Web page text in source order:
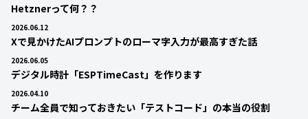
Hetznerって何？？
2026.06.12
Xで見かけたAIプロンプトのローマ字入力が最高すぎた話
2026.06.05
デジタル時計「ESPTimeCast」を作ります
2026.04.10
チーム全員で知っておきたい「テストコード」の本当の役割